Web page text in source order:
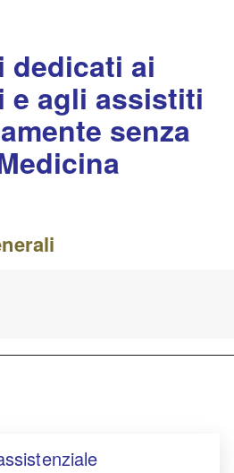
dedicati ai
e agli assistiti
senza